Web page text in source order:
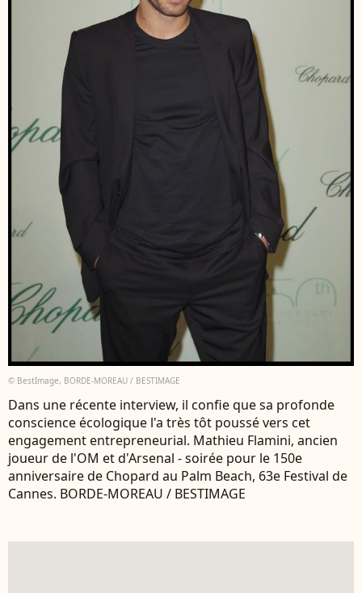
© BestImage, BORDE-MOREAU / BESTIMAGE
Dans une récente interview, il confie que sa profonde
conscience écologique l'a très tôt poussé vers cet
engagement entrepreneurial. Mathieu Flamini, ancien
joueur de l'OM et d'Arsenal - soirée pour le 150e
anniversaire de Chopard au Palm Beach, 63e Festival de
Cannes. BORDE-MOREAU / BESTIMAGE